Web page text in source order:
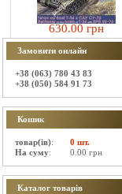
630.00 грн
Замовити онлайн
+38 (063) 780 43 83
+38 (050) 584 91 73
Кошик
товар(ів):
0 шт.
На суму: 0.00 грн
Каталог товарів